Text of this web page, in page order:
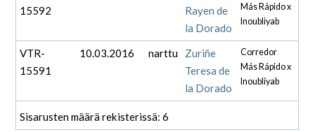
15592
Rayen de
la Dorado
Más Rápido x
Inoubliyab
VTR-
15591
10.03.2016 narttu
Zuriñe
Teresa de
la Dorado
Corredor
Más Rápido x
Inoubliyab
Sisarusten määrä rekisterissä: 6